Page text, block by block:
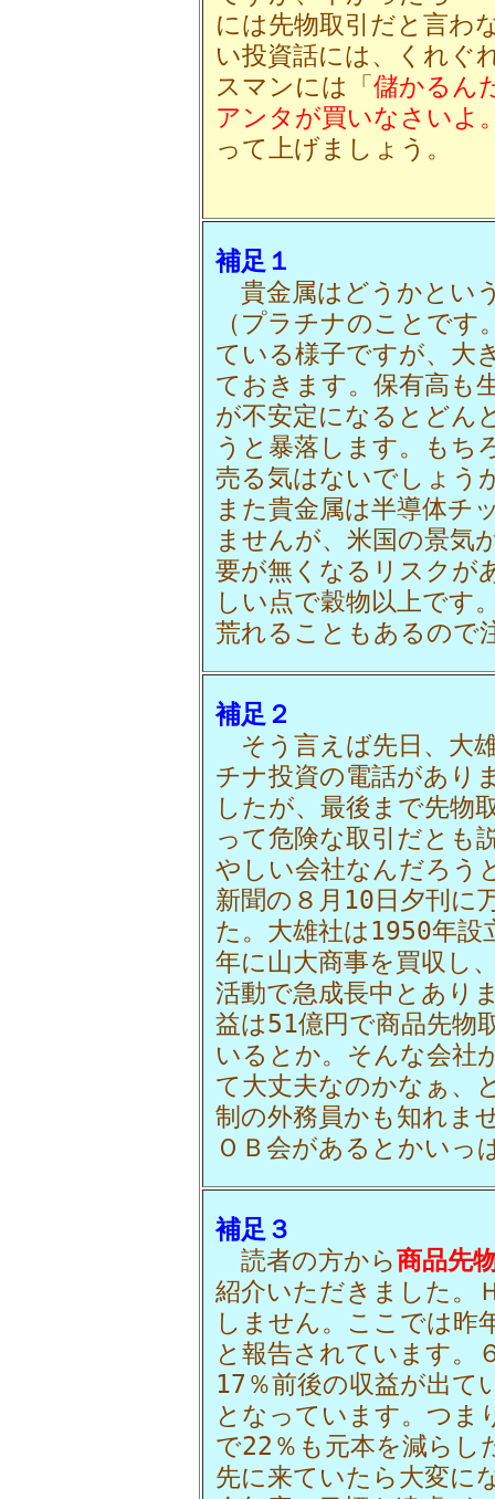
には先物取引だと言わ
い投資話には、くれぐ
スマンには「儲かるん
アンタが買いなさいよ
って上げましょう。
補足１
貴金属はどうかとい
（プラチナのことで
ている様子ですが、大
ておきます。保有高も
が不安定になるとどん
うと暴落します。もち
売る気はないでしょう
また貴金属は半導体チ
ませんが、米国の景気
要が無くなるリスクが
しい点で穀物以上です
荒れることもあるので
補足２
そう言えば先日、大
チナ投資の電話があり
したが、最後まで先物
って危険な取引だとも
やしい会社なんだろう
新聞の８月10日夕刊に
た。大雄社は1950年
年に山大商事を買収し
活動で急成長中とあり
益は51億円で商品先物
いるとか。そんな会社
て大丈夫なのかなぁ、
制の外務員かも知れま
ＯＢ会があるとかいっ
補足３
読者の方から商品先
紹介いただきました。
しません。ここでは昨
と報告されています。
17％前後の収益が出て
となっています。つま
で22％も元本を減らし
先に来ていたら大変に